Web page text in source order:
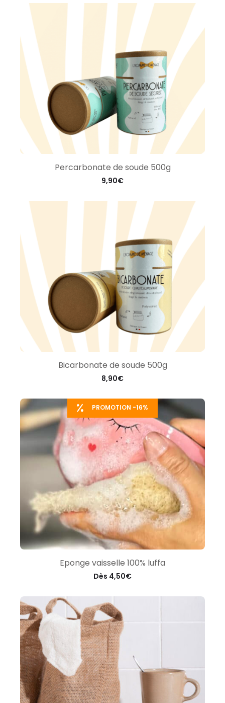
Percarbonate de soude 500g
9,90€
Bicarbonate de soude 500g
8,90€
PROMOTION -16%
Eponge vaisselle 100% luffa
Dès 4,50€